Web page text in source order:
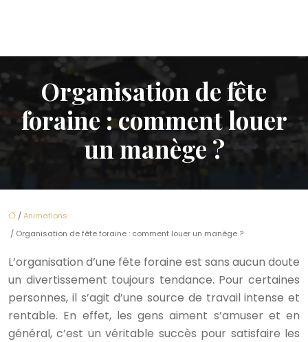
Organisation de fête
foraine : comment louer
un manège ?
/Animations
/ Organisation de fête foraine : comment louer un manège ?
L’organisation d’une fête foraine est sans aucun doute
un divertissement toujours tendance. Pour certaines
personnes, il s’agit d’une source de travail intense et
rentable. En effet, les gens aiment s’amuser et en
général, c’est un véritable succès pour satisfaire les